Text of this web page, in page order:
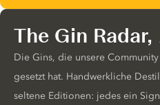
The Gin Radar,
Die Gins, die unsere
gesetzt hat. Handwerkliche
seltene Editionen: jedes ein